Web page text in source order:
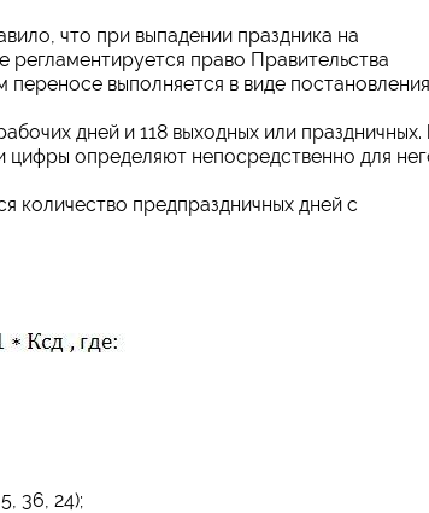
что при выпадении праздника на
регламентируется право Правительства
выполняется в виде
дней и 118 выходных или праздничных.
цифры определяют непосредственно для
количество предпраздничных дней с
36, 24);